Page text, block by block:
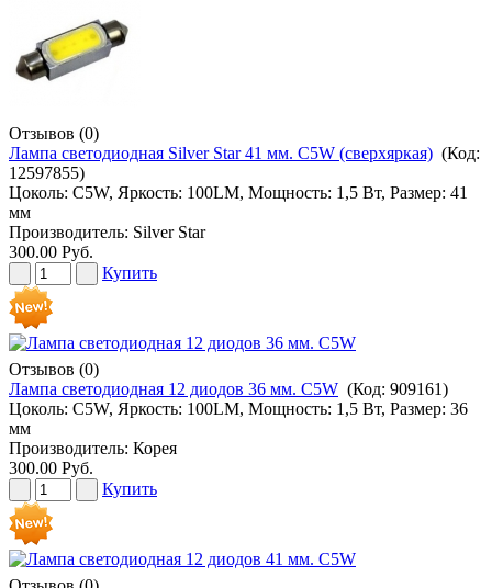
Отзывов (0)
Лампа светодиодная Silver Star 41 мм. C5W (сверхяркая) (Код:
12597855)
Цоколь: C5W, Яркость: 100LM, Мощность: 1,5 Вт, Размер: 41
мм
Производитель: Silver Star
300.00 Руб.
Купить
Отзывов (0)
Лампа светодиодная 12 диодов 36 мм. C5W (Код: 909161)
Цоколь: C5W, Яркость: 100LM, Мощность: 1,5 Вт, Размер: 36
мм
Производитель: Корея
300.00 Руб.
Купить